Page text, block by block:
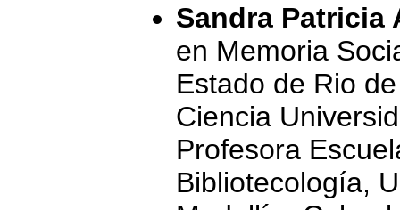
Sandra Patricia
en Memoria
Estado de Rio
Ciencia
Profesora
Bibliotecología,